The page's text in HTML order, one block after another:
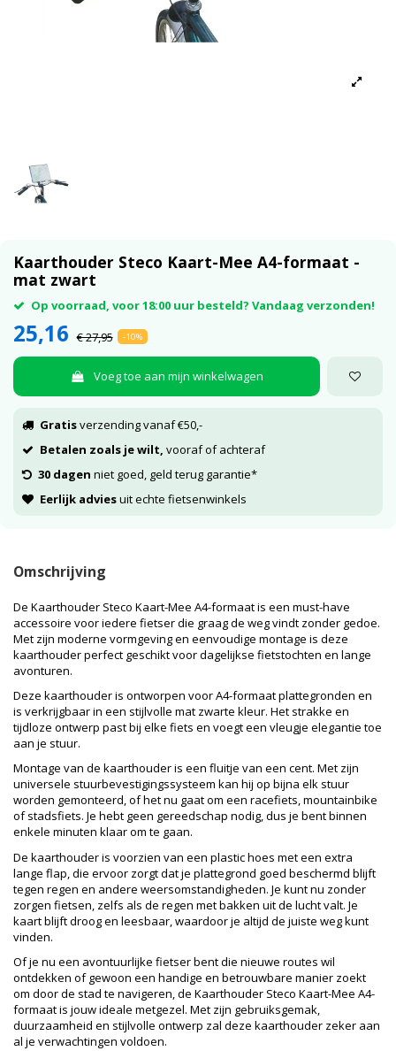
Kaarthouder Steco Kaart-Mee A4-formaat -
mat zwart
Op voorraad, voor 18:00 uur besteld? Vandaag verzonden!
25,16 € 27,95 -10%
Voeg toe aan mijn winkelwagen
Gratisverzending vanaf €50,-
Betalen zoals je wilt, vooraf of achteraf
30 dagen niet goed, geld terug garantie*
Eerlijk adviesuit echte fietsenwinkels
Omschrijving
De Kaarthouder Steco Kaart-Mee A4-formaat is een must-have
accessoire voor iedere fietser die graag de weg vindt zonder gedoe.
Met zijn moderne vormgeving en eenvoudige montage is deze
kaarthouder perfect geschikt voor dagelijkse fietstochten en lange
avonturen.
Deze kaarthouder is ontworpen voor A4-formaat plattegronden en
is verkrijgbaar in een stijlvolle mat zwarte kleur. Het strakke en
tijdloze ontwerp past bij elke fiets en voegt een vleugje elegantie toe
aan je stuur.
Montage van de kaarthouder is een fluitje van een cent. Met zijn
universele stuurbevestigingssysteem kan hij op bijna elk stuur
worden gemonteerd, of het nu gaat om een racefiets, mountainbike
of stadsfiets. Je hebt geen gereedschap nodig, dus je bent binnen
enkele minuten klaar om te gaan.
De kaarthouder is voorzien van een plastic hoes met een extra
lange flap, die ervoor zorgt dat je plattegrond goed beschermd blijft
tegen regen en andere weersomstandigheden. Je kunt nu zonder
zorgen fietsen, zelfs als de regen met bakken uit de lucht valt. Je
kaart blijft droog en leesbaar, waardoor je altijd de juiste weg kunt
vinden.
Of je nu een avontuurlijke fietser bent die nieuwe routes wil
ontdekken of gewoon een handige en betrouwbare manier zoekt
om door de stad te navigeren, de Kaarthouder Steco Kaart-Mee A4-
formaat is jouw ideale metgezel. Met zijn gebruiksgemak,
duurzaamheid en stijlvolle ontwerp zal deze kaarthouder zeker aan
al je verwachtingen voldoen.